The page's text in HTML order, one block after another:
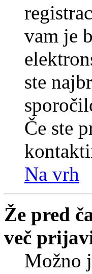
vam je
ste
Če ste
Na vrh
Že pred
več
Možno